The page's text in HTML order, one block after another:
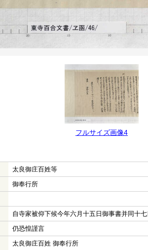
フルサイズ画像4
太良御庄百姓等
御奉行所
自寺家被仰下候今年六月十五日御事書并同十
仍恐惶謹言
太良御庄百姓 御奉行所